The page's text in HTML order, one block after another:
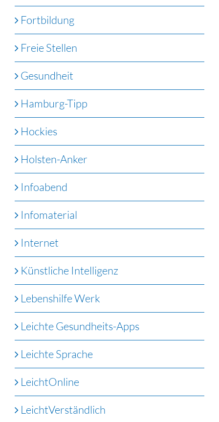
Fortbildung
Freie Stellen
Gesundheit
Hamburg-Tipp
Hockies
Holsten-Anker
Infoabend
Infomaterial
Internet
Künstliche Intelligenz
Lebenshilfe Werk
Leichte Gesundheits-Apps
Leichte Sprache
LeichtOnline
LeichtVerständlich